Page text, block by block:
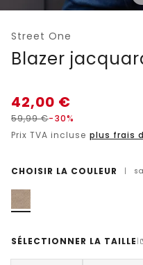
Street One
Blazer
42,00 €
59,99€-30%
Prix TVA incluse plus frais
CHOISIR LA COULEUR |
SÉLECTIONNER LA TAILLE |